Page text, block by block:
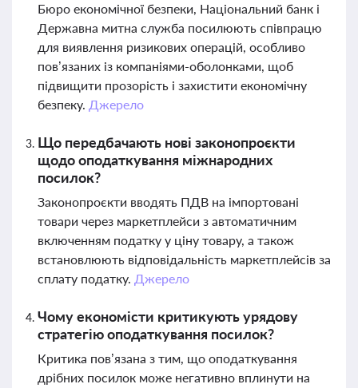
Бюро економічної безпеки, Національний банк і
Державна митна служба посилюють співпрацю
для виявлення ризикових операцій, особливо
пов’язаних із компаніями-оболонками, щоб
підвищити прозорість і захистити економічну
безпеку. Джерело
Що передбачають нові законопроєкти
щодо оподаткування міжнародних
посилок?
Законопроєкти вводять ПДВ на імпортовані
товари через маркетплейси з автоматичним
включенням податку у ціну товару, а також
встановлюють відповідальність маркетплейсів за
сплату податку. Джерело
Чому економісти критикують урядову
стратегію оподаткування посилок?
Критика пов’язана з тим, що оподаткування
дрібних посилок може негативно вплинути на